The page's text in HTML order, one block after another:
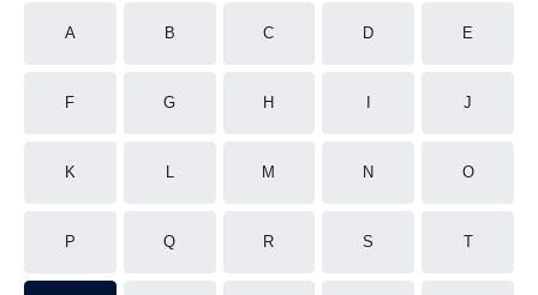
A B C D E
F G H J
K L M N O
P Q R S T